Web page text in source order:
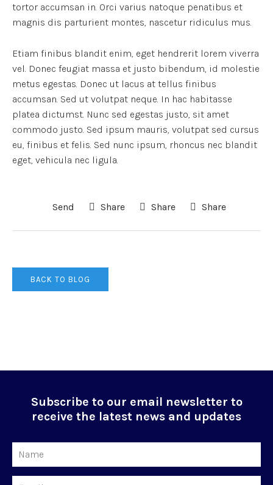
tortor accumsan in. Orci varius natoque penatibus et
magnis dis parturient montes, nascetur ridiculus mus.
Etiam finibus blandit enim, eget hendrerit lorem viverra
vel. Donec feugiat massa et justo bibendum, id molestie
metus egestas. Donec ut lacus at tellus finibus
accumsan. Sed ut volutpat neque. In hac habitasse
platea dictumst. Nunc sed egestas justo, sit amet
commodo justo. Sed ipsum mauris, volutpat sed cursus
eu, finibus et felis. Sed nunc ipsum, rhoncus nec blandit
eget, vehicula nec ligula.
Send Share Share Share
BACK TO BLOG
Subscribe to our email newsletter to
receive the latest news and updates